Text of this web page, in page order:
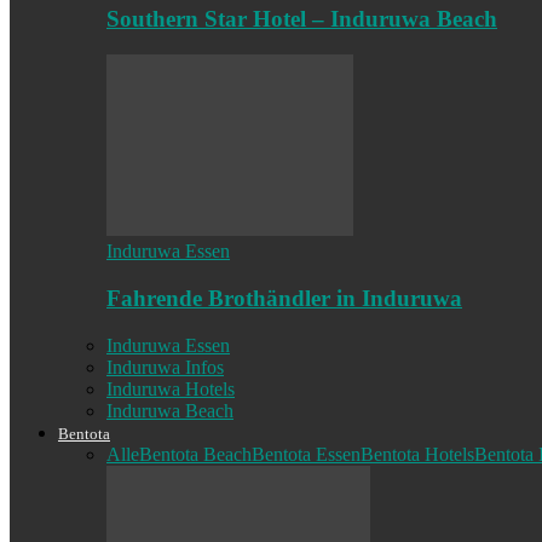
Southern Star Hotel – Induruwa Beach
Induruwa Essen
Fahrende Brothändler in Induruwa
Induruwa Essen
Induruwa Infos
Induruwa Hotels
Induruwa Beach
Bentota
AlleBentota BeachBentota EssenBentota HotelsBentota